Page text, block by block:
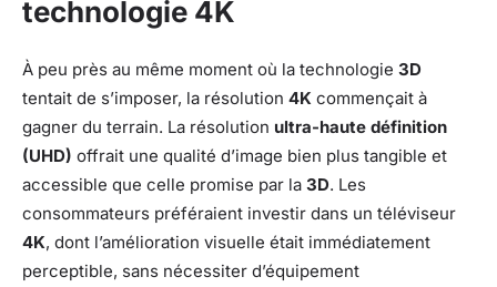
technologie 4K
À peu près au même moment où la technologie 3D
tentait de s’imposer, la résolution 4K commençait à
gagner du terrain. La résolution ultra-haute définition
(UHD) offrait une qualité d’image bien plus tangible et
accessible que celle promise par la 3D. Les
consommateurs préféraient investir dans un téléviseur
4K, dont l’amélioration visuelle était immédiatement
perceptible, sans nécessiter d’équipement